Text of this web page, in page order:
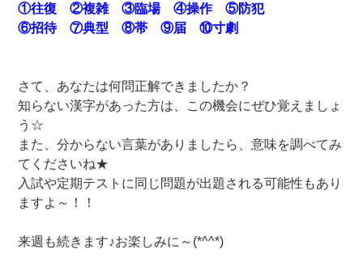
①往復 ②複雑 ③臨場 ④操作 ⑤防犯
⑥招待 ⑦典型 ⑧帯 ⑨届 ⑩寸劇
さて、あなたは何問正解できましたか？
知らない漢字があった方は、この機会にぜひ覚えましょ
う☆
また、分からない言葉がありましたら、意味を調べてみ
てくださいね★
入試や定期テストに同じ問題が出題される可能性もあり
ますよ～！！
来週も続きます♪お楽しみに～(*^^*)